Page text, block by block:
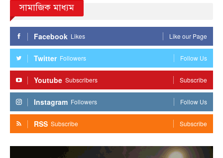
সামাজিক মাধ্যম
Facebook Likes Like our Page
Twitter Followers Follow Us
Youtube Subscribers Subscribe
Instagram Followers Follow Us
RSS Subscribe Subscribe